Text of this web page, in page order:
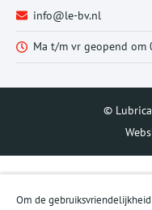
info@le-bv.nl
Ma t/m vr geopend om
©
Om de